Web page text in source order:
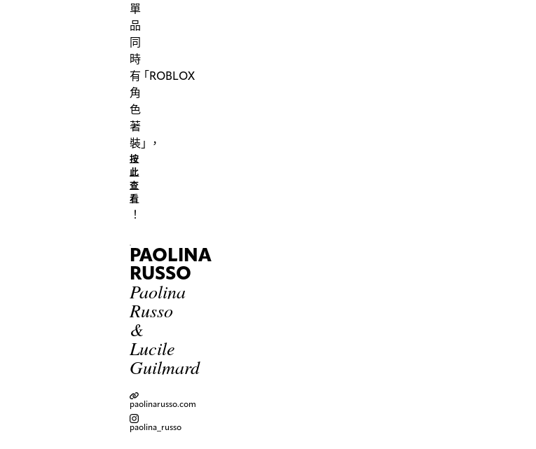
單
品
同
時
有「ROBLOX
角
色
著
裝 」 ，
按
此
查
看
！
PAOLINA
RUSSO
Paolina
Russo
&
Lucile
Guilmard
paolinarusso.com
paolina_russo